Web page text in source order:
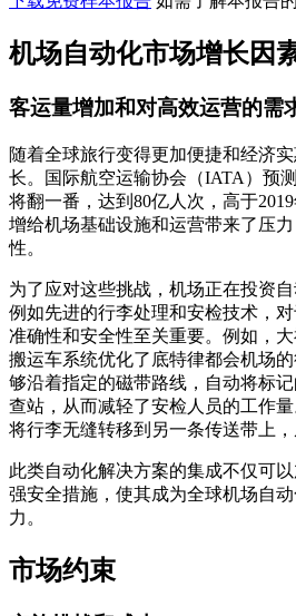
机场自动化市场增长因
客运量增加和对高效运营的需
随着全球旅行变得更加便捷和经济
长。国际航空运输协会（IATA）预
将翻一番，达到80亿人次，高于
增给机场基础设施和运营带来了压
性。
为了应对这些挑战，机场正在投资
例如先进的行李处理和安检技术，对
准确性和安全性至关重要。例如，
搬运车系统优化了底特律都会机场
够沿着指定的磁带路线，自动将标
查站，从而减轻了安检人员的工作
将行李无缝转移到另一条传送带上，
此类自动化解决方案的集成不仅可
强安全措施，使其成为全球机场自
力。
市场约束